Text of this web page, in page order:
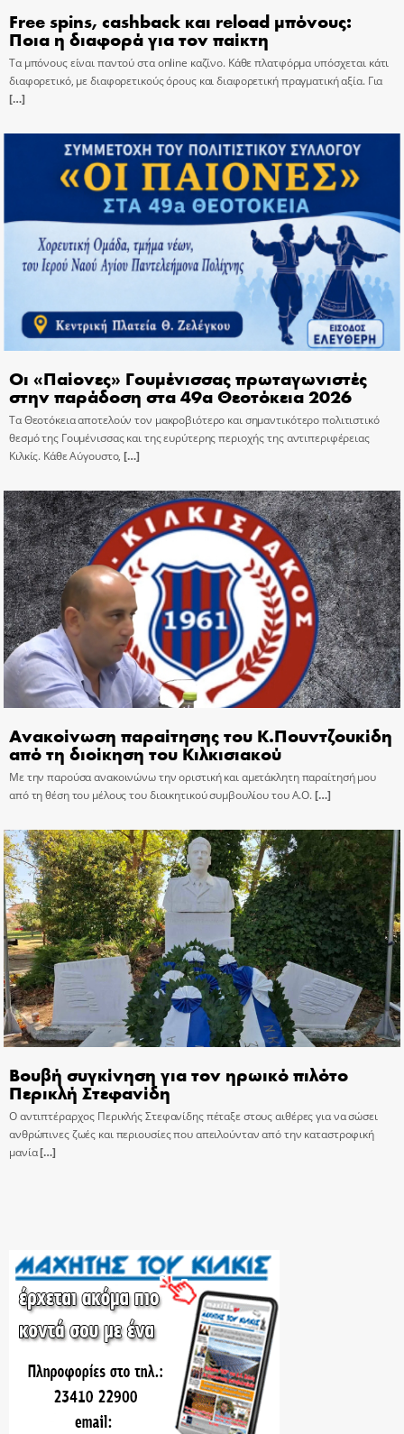
Free spins, cashback και reload μπόνους:
Ποια η διαφορά για τον παίκτη
Τα μπόνους είναι παντού στα online καζίνο. Κάθε πλατφόρμα υπόσχεται κάτι
διαφορετικό, με διαφορετικούς όρους και διαφορετική πραγματική αξία. Για
[…]
Οι «Παίονες» Γουμένισσας πρωταγωνιστές
στην παράδοση στα 49α Θεοτόκεια 2026
Τα Θεοτόκεια αποτελούν τον μακροβιότερο και σημαντικότερο πολιτιστικό
θεσμό της Γουμένισσας και της ευρύτερης περιοχής της αντιπεριφέρειας
Κιλκίς. Κάθε Αύγουστο, […]
Ανακοίνωση παραίτησης του Κ.Πουντζουκίδη
από τη διοίκηση του Κιλκισιακού
Με την παρούσα ανακοινώνω την οριστική και αμετάκλητη παραίτησή μου
από τη θέση του μέλους του διοικητικού συμβουλίου του Α.Ο.[…]
Βουβή συγκίνηση για τον ηρωικό πιλότο
Περικλή Στεφανίδη
Ο αντιπτέραρχος Περικλής Στεφανίδης πέταξε στους αιθέρες για να σώσει
ανθρώπινες ζωές και περιουσίες που απειλούνταν από την καταστροφική
μανία[…]